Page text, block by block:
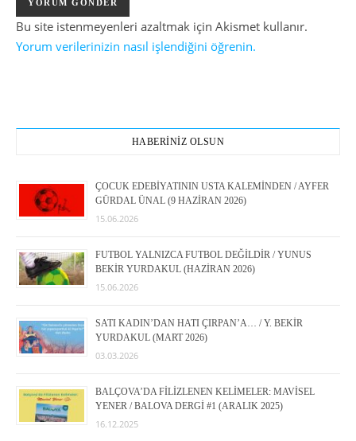
Bu site istenmeyenleri azaltmak için Akismet kullanır.
Yorum verilerinizin nasıl işlendiğini öğrenin.
HABERİNİZ OLSUN
ÇOCUK EDEBİYATININ USTA KALEMİNDEN / AYFER
GÜRDAL ÜNAL (9 HAZİRAN 2026)
15.06.2026
FUTBOL YALNIZCA FUTBOL DEĞİLDİR / YUNUS
BEKİR YURDAKUL (HAZİRAN 2026)
15.06.2026
SATI KADIN’DAN HATI ÇIRPAN’A… / Y. BEKİR
YURDAKUL (MART 2026)
03.03.2026
BALÇOVA’DA FİLİZLENEN KELİMELER: MAVİSEL
YENER / BALOVA DERGİ #1 (ARALIK 2025)
16.12.2025